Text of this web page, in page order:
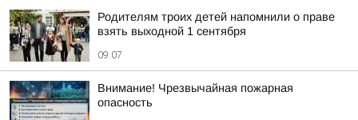
Родителям троих детей напомнили о праве
взять выходной 1 сентября
09:07
Внимание! Чрезвычайная пожарная
опасность